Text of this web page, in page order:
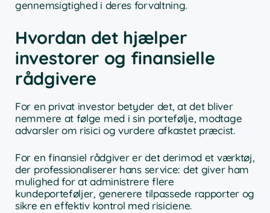
gennemsigtighed i deres forvaltning.
Hvordan det hjælper
investorer og finansielle
rådgivere
For en privat investor betyder det, at det bliver
nemmere at følge med i sin portefølje, modtage
advarsler om risici og vurdere afkastet præcist.
For en finansiel rådgiver er det derimod et værktøj,
der professionaliserer hans service: det giver ham
mulighed for at administrere flere
kundeporteføljer, generere tilpassede rapporter og
sikre en effektiv kontrol med risiciene.